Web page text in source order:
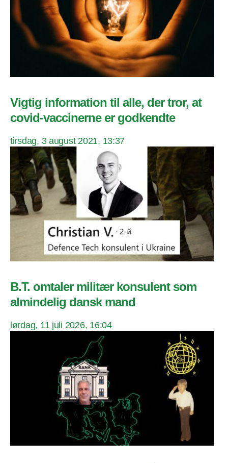
Vigtig information til alle, der tror, at
covid-vaccinerne er godkendte
tirsdag, 3 august 2021, 13:37
B.T. omtaler militær konsulent som
almindelig dansk mand
lørdag, 11 juli 2026, 16:04